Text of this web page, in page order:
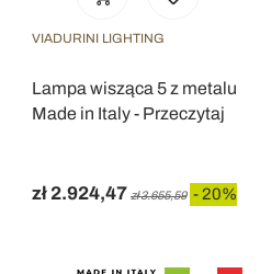
VIADURINI LIGHTING
Lampa wisząca 5 z metalu
Made in Italy - Przeczytaj
zł 2.924,47 zł 3.655,59 - 20%